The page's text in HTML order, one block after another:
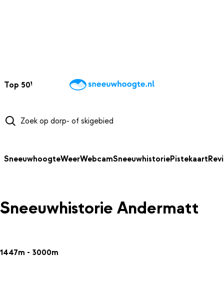
Top 50Webcams WintersportweerKaarten
SneeuwhoogteWeerWebcamSneeuwhistoriePistekaart
Sneeuwhistorie Andermatt
1447m - 3000m